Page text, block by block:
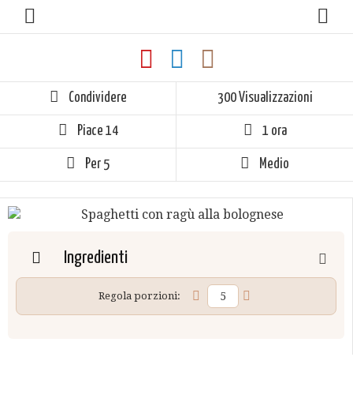
Condividere 300 Visualizzazioni
Piace 14 1 ora
Per 5 Medio
Ingredienti
Regola porzioni: